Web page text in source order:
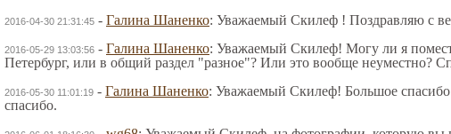
2016-04-30 21:31:45 - Галина Шаненко: Уважаемый Скилеф ! Поздравляю с
2016-05-29 13:03:56 - Галина Шаненко: Уважаемый Скилеф! Могу ли я
Петербург, или в общий раздел "разное"? Или это вообще неуместно?
2016-05-30 11:01:19 - Галина Шаненко: Уважаемый Скилеф! Большое
спасибо.